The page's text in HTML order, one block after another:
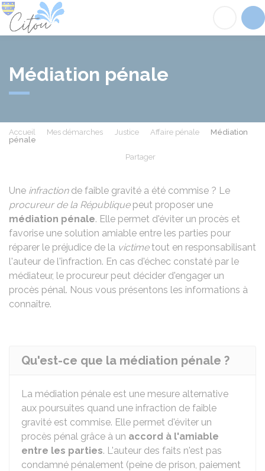
Médiation pénale
Accueil Mes démarches Justice Affaire pénale
Médiation
pénale
Partager
Une infractionde faible gravité a été commise ? Le
procureur de la Républiquepeut proposer une
médiation pénale. Elle permet d'éviter un procès et
favorise une solution amiable entre les parties pour
réparer le préjudice de la victimetout en responsabilisant
l'auteur de l'infraction. En cas d'échec constaté par le
médiateur, le procureur peut décider d'engager un
procès pénal. Nous vous présentons les informations à
connaître.
Qu'est-ce que la médiation pénale ?
La médiation pénale est une mesure alternative
aux poursuites quand une infraction de faible
gravité est commise. Elle permet d'éviter un
procès pénal grâce à un accord à l'amiable
entre les parties. L'auteur des faits n'est pas
condamné pénalement (peine de prison, paiement